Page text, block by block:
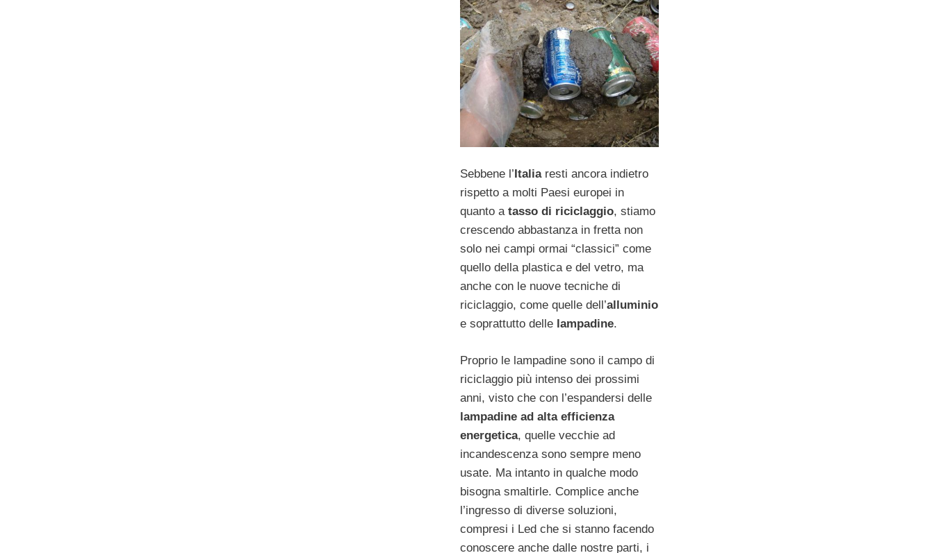
Sebbene l’Italia resti ancora indietro
rispetto a molti Paesi europei in
quanto a tasso di riciclaggio, stiamo
crescendo abbastanza in fretta non
solo nei campi ormai “classici” come
quello della plastica e del vetro, ma
anche con le nuove tecniche di
riciclaggio, come quelle dell’alluminio
e soprattutto delle lampadine.
Proprio le lampadine sono il campo di
riciclaggio più intenso dei prossimi
anni, visto che con l’espandersi delle
lampadine ad alta efficienza
energetica, quelle vecchie ad
incandescenza sono sempre meno
usate. Ma intanto in qualche modo
bisogna smaltirle. Complice anche
l’ingresso di diverse soluzioni,
compresi i Led che si stanno facendo
conoscere anche dalle nostre parti, i